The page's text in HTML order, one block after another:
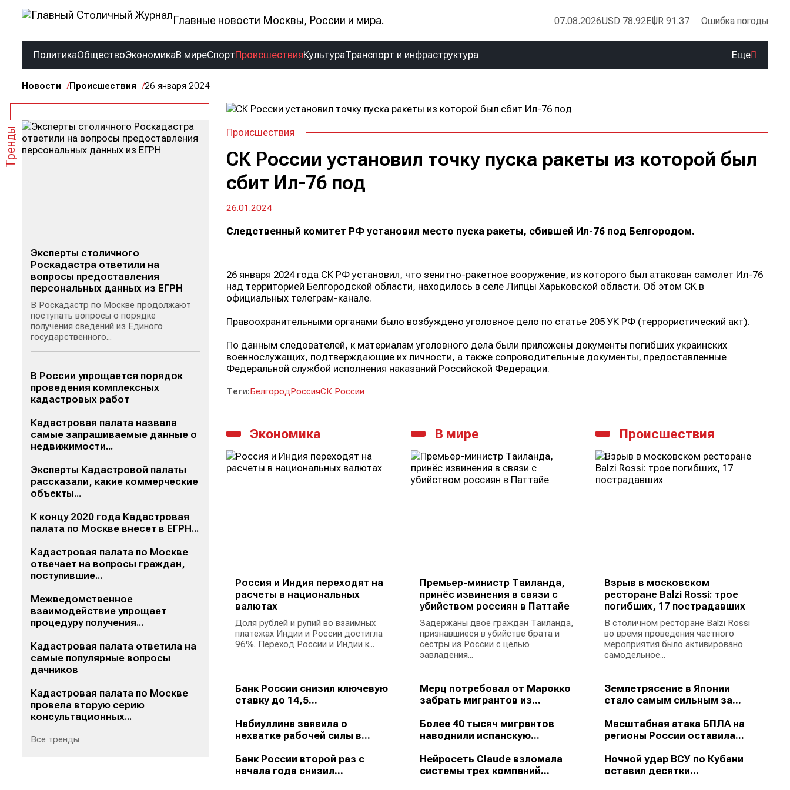
Главные новости Москвы, России и мира. 07.08.2026USD 78.92EUR 91.37 Ошибка погоды
ПолитикаОбществоЭкономикаВ миреСпортПроисшествияКультураТранспорт и инфраструктура Еще
Новости Происшествия 26 января 2024
Происшествия
СК России установил точку пуска ракеты из которой был
сбит Ил-76 под
26.01.2024
Следственный комитет РФ установил место пуска ракеты, сбившей Ил-76 под Белгородом.
26 января 2024 года СК РФ установил, что зенитно-ракетное вооружение, из которого был атакован самолет Ил-76
над территорией Белгородской области, находилось в селе Липцы Харьковской области. Об этом СК в
официальных телеграм-канале.
Правоохранительными органами было возбуждено уголовное дело по статье 205 УК РФ (террористический акт).
По данным следователей, к материалам уголовного дела были приложены документы погибших украинских
военнослужащих, подтверждающие их личности, а также сопроводительные документы, предоставленные
Федеральной службой исполнения наказаний Российской Федерации.
Теги:БелгородРоссияСК России
Экономика
Россия и Индия переходят на
расчеты в национальных
валютах
Доля рублей и рупий во взаимных
платежах Индии и России достигла
96%. Переход России и Индии к...
Банк России снизил ключевую
ставку до 14,5...
Набиуллина заявила о
нехватке рабочей силы в...
Банк России второй раз с
начала года снизил...
В мире
Премьер-министр Таиланда,
принёс извинения в связи с
убийством россиян в Паттайе
Задержаны двое граждан Таиланда,
признавшиеся в убийстве брата и
сестры из России с целью
завладения...
Мерц потребовал от Марокко
забрать мигрантов из...
Более 40 тысяч мигрантов
наводнили испанскую...
Нейросеть Claude взломала
системы трех компаний...
Происшествия
Взрыв в московском
ресторане Balzi Rossi: трое
погибших, 17 пострадавших
В столичном ресторане Balzi Rossi
во время проведения частного
мероприятия было активировано
самодельное...
Землетрясение в Японии
стало самым сильным за...
Масштабная атака БПЛА на
регионы России оставила...
Ночной удар ВСУ по Кубани
оставил десятки...
Тренды
Эксперты столичного
Роскадастра ответили на
вопросы предоставления
персональных данных из ЕГРН
В Роскадастр по Москве продолжают
поступать вопросы о порядке
получения сведений из Единого
государственного...
В России упрощается порядок
проведения комплексных
кадастровых работ
Кадастровая палата назвала
самые запрашиваемые данные о
недвижимости...
Эксперты Кадастровой палаты
рассказали, какие коммерческие
объекты...
К концу 2020 года Кадастровая
палата по Москве внесет в ЕГРН...
Кадастровая палата по Москве
отвечает на вопросы граждан,
поступившие...
Межведомственное
взаимодействие упрощает
процедуру получения...
Кадастровая палата ответила на
самые популярные вопросы
дачников
Кадастровая палата по Москве
провела вторую серию
консультационных...
Все тренды